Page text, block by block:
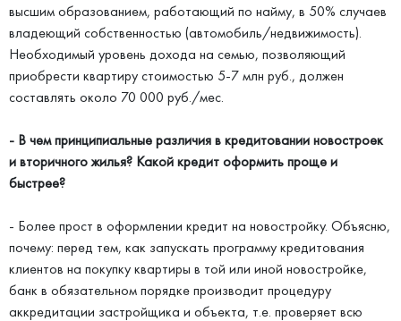
высшим образованием, работающий по найму, в 50% случаев
владеющий собственностью (автомобиль/недвижимость).
Необходимый уровень дохода на семью, позволяющий
приобрести квартиру стоимостью 5-7 млн руб., должен
составлять около 70 000 руб./мес.
- В чем принципиальные различия в кредитовании новостроек
и вторичного жилья? Какой кредит оформить проще и
быстрее?
- Более прост в оформлении кредит на новостройку. Объясню,
почему: перед тем, как запускать программу кредитования
клиентов на покупку квартиры в той или иной новостройке,
банк в обязательном порядке производит процедуру
аккредитации застройщика и объекта, т.е. проверяет всю